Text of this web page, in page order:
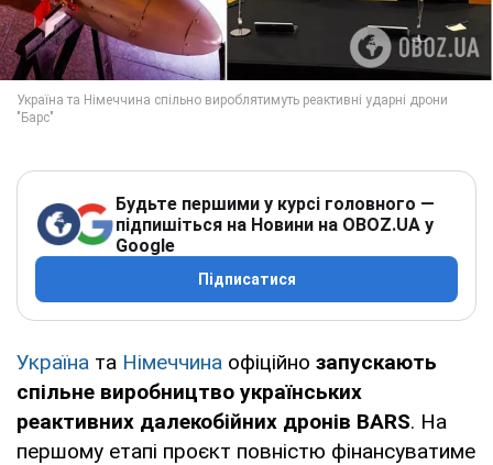
Будьте першими у курсі головного —
підпишіться на Новини на OBOZ.UA у
Google
Підписатися
Україна та Німеччина офіційно запускають
спільне виробництво українських
реактивних далекобійних дронів BARS. На
першому етапі проєкт повністю фінансуватиме